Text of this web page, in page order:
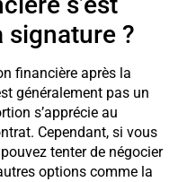
signature ?
financière après la
généralement pas un
s’apprécie au
Cependant, si vous
tenter de négocier
options comme la